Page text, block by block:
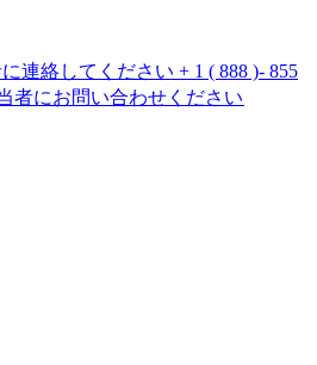
連絡してください + 1 ( 888 )- 855
者にお問い合わせください​​